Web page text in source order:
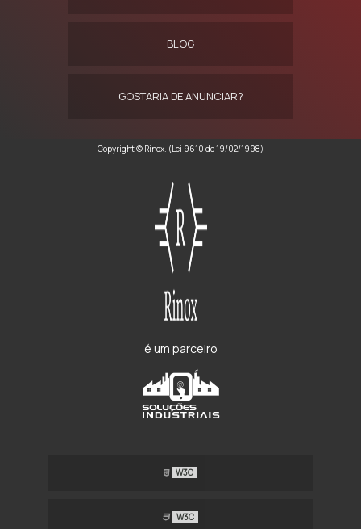
BLOG
GOSTARIA DE ANUNCIAR?
Copyright © Rinox. (Lei 9610 de 19/02/1998)
é um parceiro
W3C
W3C